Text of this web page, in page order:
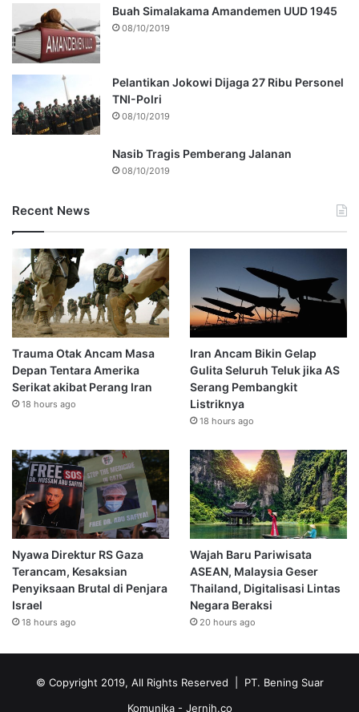
Buah Simalakama Amandemen UUD 1945
08/10/2019
Pelantikan Jokowi Dijaga 27 Ribu Personel
TNI-Polri
08/10/2019
Nasib Tragis Pemberang Jalanan
08/10/2019
Recent News
Trauma Otak Ancam Masa
Depan Tentara Amerika
Serikat akibat Perang Iran
18 hours ago
Iran Ancam Bikin Gelap
Gulita Seluruh Teluk jika AS
Serang Pembangkit
Listriknya
18 hours ago
Nyawa Direktur RS Gaza
Terancam, Kesaksian
Penyiksaan Brutal di Penjara
Israel
18 hours ago
Wajah Baru Pariwisata
ASEAN, Malaysia Geser
Thailand, Digitalisasi Lintas
Negara Beraksi
20 hours ago
© Copyright 2019, All Rights Reserved | PT. Bening Suar
Komunika - Jernih.co